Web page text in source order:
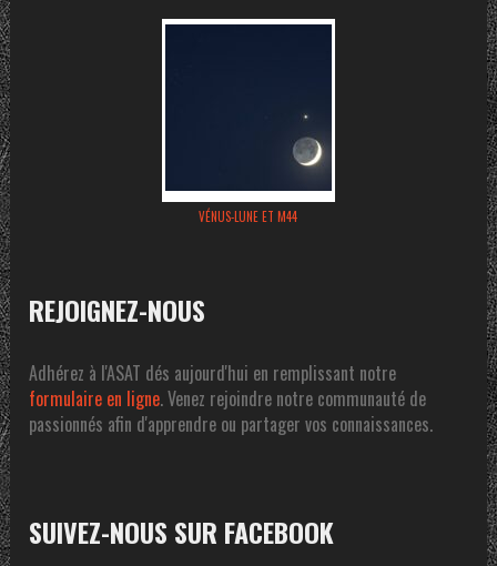
VÉNUS-LUNE ET M44
REJOIGNEZ-NOUS
Adhérez à l'ASAT dés aujourd'hui en remplissant notre
formulaire en ligne. Venez rejoindre notre communauté de
passionnés afin d'apprendre ou partager vos connaissances.
SUIVEZ-NOUS SUR FACEBOOK